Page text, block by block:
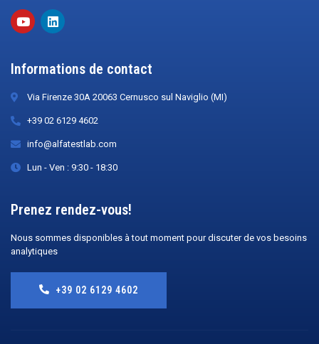
Informations de contact
Via Firenze 30A 20063 Cernusco sul Naviglio (MI)
+39 02 6129 4602
info@alfatestlab.com
Lun - Ven : 9:30 - 18:30
Prenez rendez-vous!
Nous sommes disponibles à tout moment pour discuter de vos besoins
analytiques
+39 02 6129 4602